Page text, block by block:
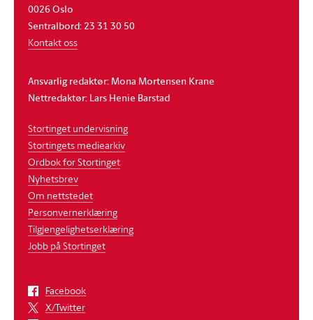
0026 Oslo
Sentralbord: 23 31 30 50
Kontakt oss
Ansvarlig redaktør: Mona Mortensen Krane
Nettredaktør: Lars Henie Barstad
Stortinget undervisning
Stortingets mediearkiv
Ordbok for Stortinget
Nyhetsbrev
Om nettstedet
Personvernerklæring
Tilgjengelighetserklæring
Jobb på Stortinget
Facebook
X/Twitter